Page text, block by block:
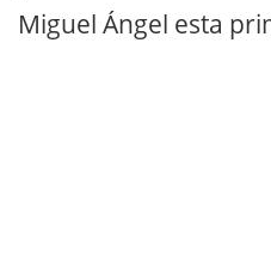
Miguel Ángel esta